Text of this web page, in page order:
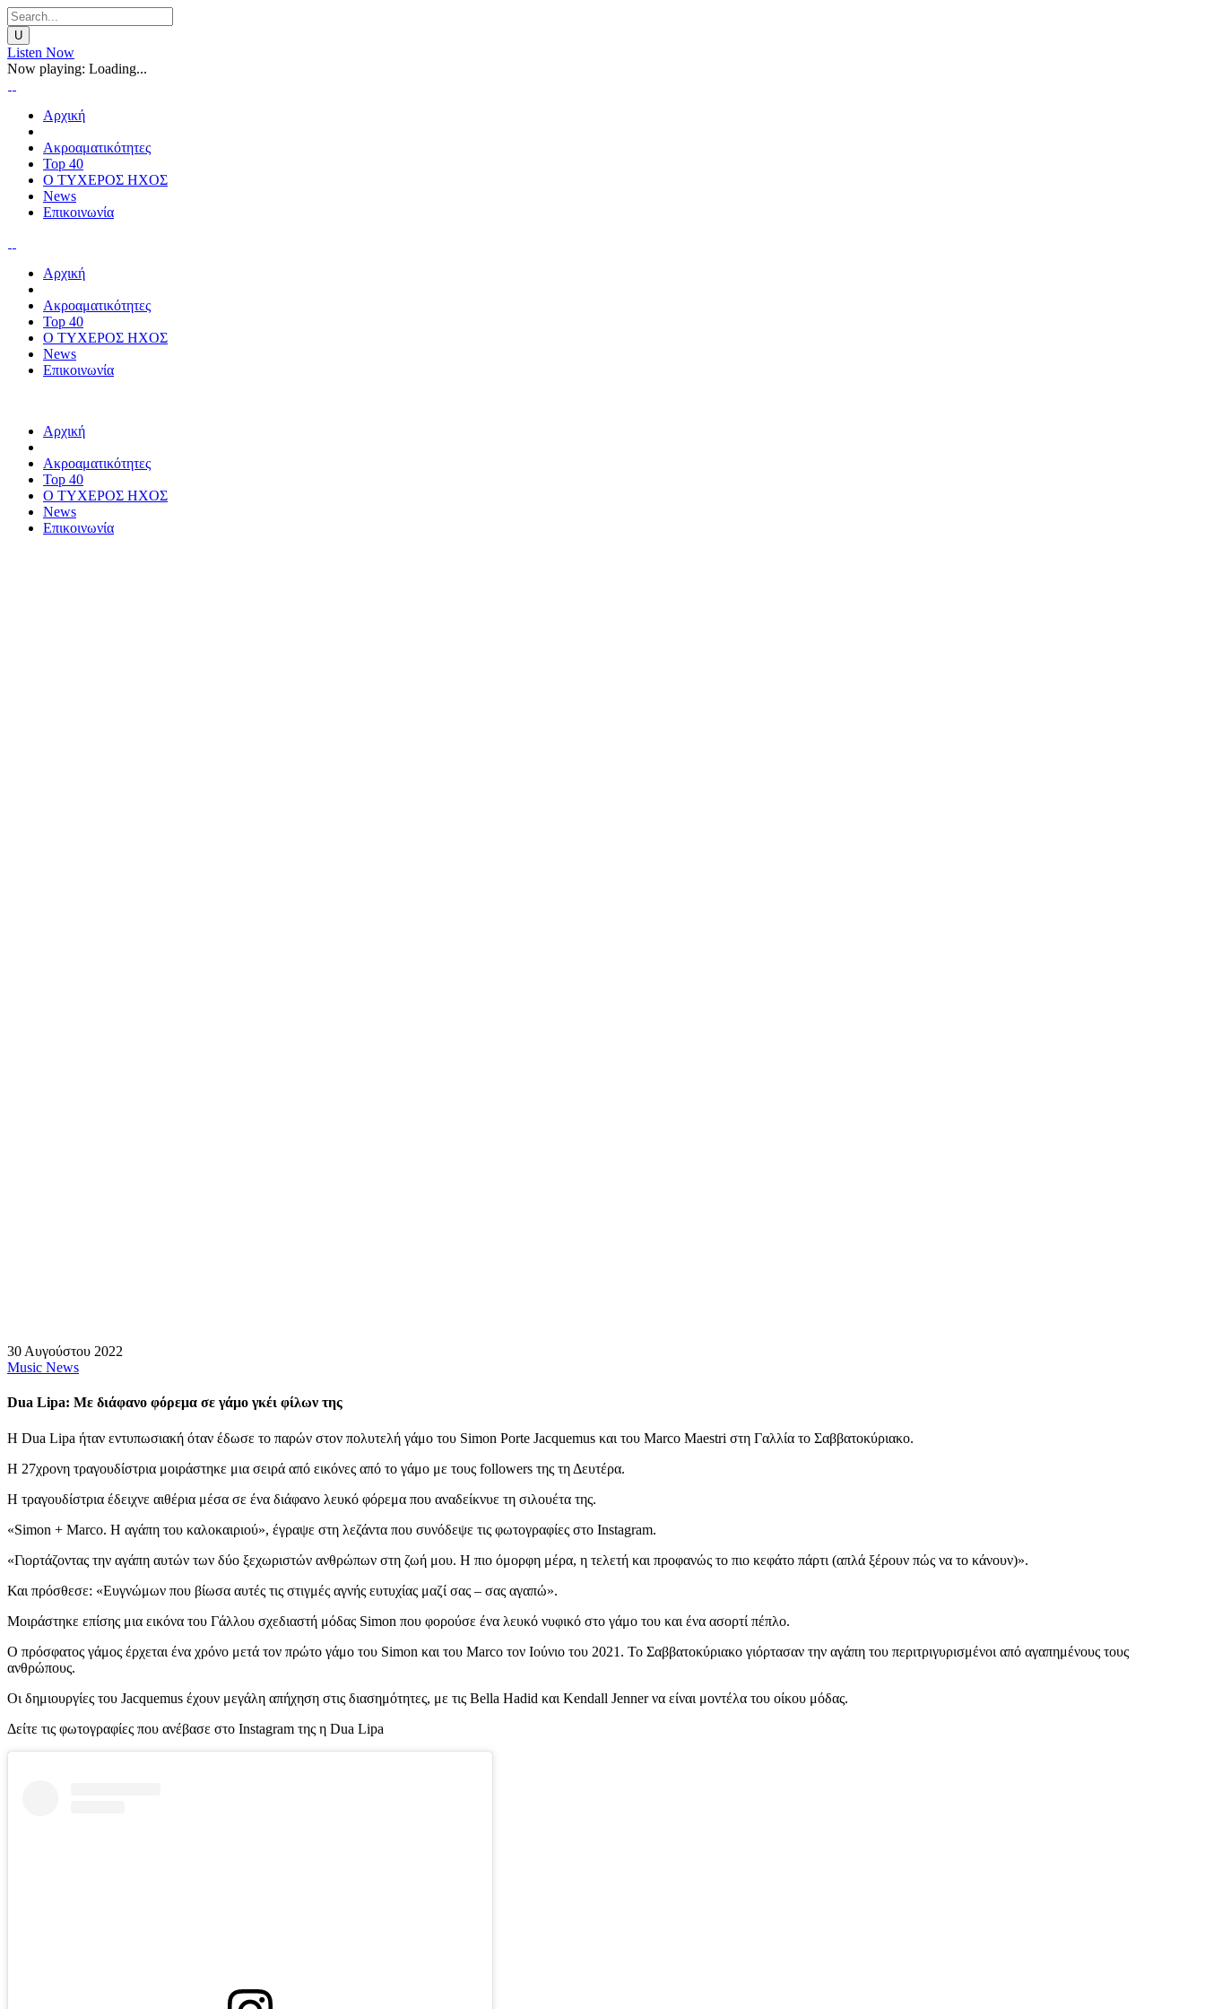
Listen Now
Now playing: Loading...
Αρχική
Ακροαματικότητες
Top 40
Ο ΤΥΧΕΡΟΣ ΗΧΟΣ
News
Επικοινωνία
Αρχική
Ακροαματικότητες
Top 40
Ο ΤΥΧΕΡΟΣ ΗΧΟΣ
News
Επικοινωνία
Αρχική
Ακροαματικότητες
Top 40
Ο ΤΥΧΕΡΟΣ ΗΧΟΣ
News
Επικοινωνία
30 Αυγούστου 2022
Music News
Dua Lipa: Με διάφανο φόρεμα σε γάμο γκέι φίλων της
Η Dua Lipa ήταν εντυπωσιακή όταν έδωσε το παρών στον πολυτελή γάμο του Simon Porte Jacquemus και του Marco Maestri στη Γαλλία το Σαββατοκύριακο.
Η 27χρονη τραγουδίστρια μοιράστηκε μια σειρά από εικόνες από το γάμο με τους followers της τη Δευτέρα.
Η τραγουδίστρια έδειχνε αιθέρια μέσα σε ένα διάφανο λευκό φόρεμα που αναδείκνυε τη σιλουέτα της.
«Simon + Marco. Η αγάπη του καλοκαιριού», έγραψε στη λεζάντα που συνόδεψε τις φωτογραφίες στο Instagram.
«Γιορτάζοντας την αγάπη αυτών των δύο ξεχωριστών ανθρώπων στη ζωή μου. Η πιο όμορφη μέρα, η τελετή και προφανώς το πιο κεφάτο πάρτι (απλά ξέρουν πώς να το κάνουν)».
Και πρόσθεσε: «Ευγνώμων που βίωσα αυτές τις στιγμές αγνής ευτυχίας μαζί σας – σας αγαπώ».
Μοιράστηκε επίσης μια εικόνα του Γάλλου σχεδιαστή μόδας Simon που φορούσε ένα λευκό νυφικό στο γάμο του και ένα ασορτί πέπλο.
Ο πρόσφατος γάμος έρχεται ένα χρόνο μετά τον πρώτο γάμο του Simon και του Marco τον Ιούνιο του 2021. Το Σαββατοκύριακο γιόρτασαν την αγάπη του περιτριγυρισμένοι από αγαπημένους τους
ανθρώπους.
Οι δημιουργίες του Jacquemus έχουν μεγάλη απήχηση στις διασημότητες, με τις Bella Hadid και Kendall Jenner να είναι μοντέλα του οίκου μόδας.
Δείτε τις φωτογραφίες που ανέβασε στο Instagram της η Dua Lipa